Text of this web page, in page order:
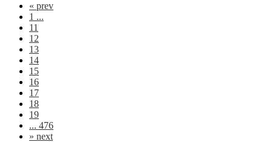
« prev
1 ...
11
12
13
14
15
16
17
18
19
... 476
» next